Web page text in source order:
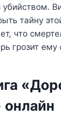
убийством.
тайну
что
грозит
онлайн